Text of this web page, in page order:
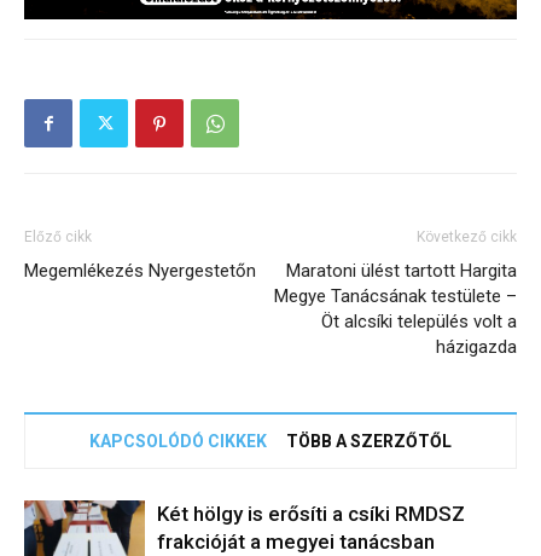
Előző cikk
Megemlékezés Nyergestetőn
Következő cikk
Maratoni ülést tartott Hargita
Megye Tanácsának testülete –
Öt alcsíki település volt a
házigazda
KAPCSOLÓDÓ CIKKEK TÖBB A SZERZŐTŐL
Két hölgy is erősíti a csíki RMDSZ
frakcióját a megyei tanácsban